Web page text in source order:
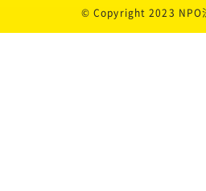
© Copyright 2023 NPO